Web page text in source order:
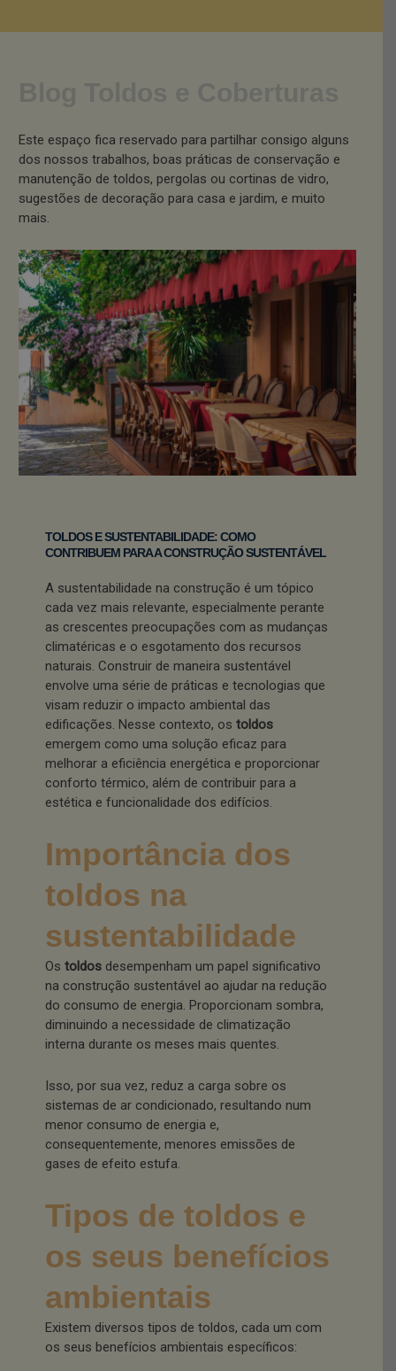
Este espaço fica reservado para partilhar consigo alguns
dos nossos trabalhos, boas práticas de conservação e
manutenção de toldos, pergolas ou cortinas de vidro,
sugestões de decoração para casa e jardim, e muito
mais.
TOLDOS E SUSTENTABILIDADE: COMO
CONTRIBUEM PARA A CONSTRUÇÃO SUSTENTÁVEL
A sustentabilidade na construção é um tópico
cada vez mais relevante, especialmente perante
as crescentes preocupações com as mudanças
climatéricas e o esgotamento dos recursos
naturais. Construir de maneira sustentável
envolve uma série de práticas e tecnologias que
visam reduzir o impacto ambiental das
edificações. Nesse contexto, os toldos
emergem como uma solução eficaz para
melhorar a eficiência energética e proporcionar
conforto térmico, além de contribuir para a
estética e funcionalidade dos edifícios.
Importância dos
toldos na
sustentabilidade
Os toldos desempenham um papel significativo
na construção sustentável ao ajudar na redução
do consumo de energia. Proporcionam sombra,
diminuindo a necessidade de climatização
interna durante os meses mais quentes.
Isso, por sua vez, reduz a carga sobre os
sistemas de ar condicionado, resultando num
menor consumo de energia e,
consequentemente, menores emissões de
gases de efeito estufa.
Tipos de toldos e
os seus benefícios
ambientais
Existem diversos tipos de toldos, cada um com
os seus benefícios ambientais específicos: